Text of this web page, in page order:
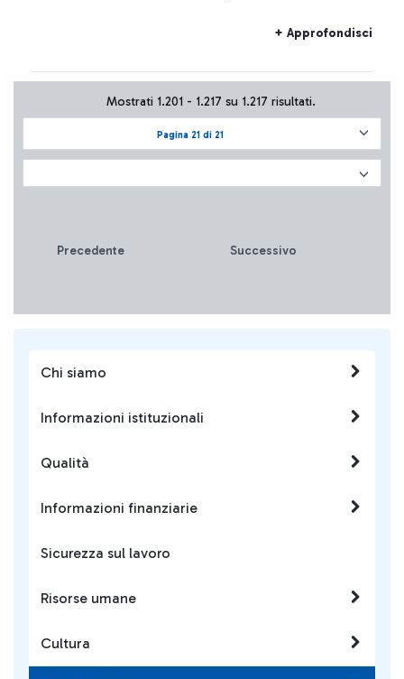
Chi siamo
Informazioni istituzionali
Qualità
Informazioni finanziarie
Sicurezza sul lavoro
Risorse umane
Cultura
vedrà attivarsi il nuovo
Vueling da Roma Fiumicino
a Reykjavik. Volete sapere
+ Approfondisci
Pagina 21 di 21
Mostrati 1.201 - 1.217 su 1.217 risultati.
Precedente Successivo